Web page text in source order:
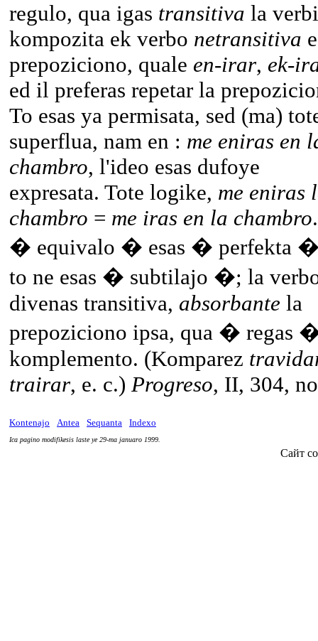
regulo, qua igas transitiva la verbi
kompozita ek verbo netransitiva e
prepoziciono, quale en-irar, ek-
ed il preferas repetar la
To esas ya permisata, sed (ma)
superflua, nam en : me eniras en
chambro, l'ideo esas dufoye
expresata. Tote logike, me eniras
chambro = me iras en la chambro
� equivalo � esas � perfekta
to ne esas � subtilajo �; la
divenas transitiva, absorbante la
prepoziciono ipsa, qua � regas
komplemento. (Komparez
trairar, e. c.) Progreso, II, 304,
Kontenajo Antea Sequanta Indexo
Ica pagino modifikesis laste ye 29-ma januaro 1999.
Сайт